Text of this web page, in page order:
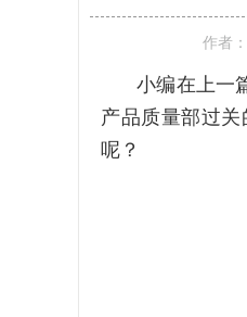
作者：
小编在上一
产品质量部过
呢？